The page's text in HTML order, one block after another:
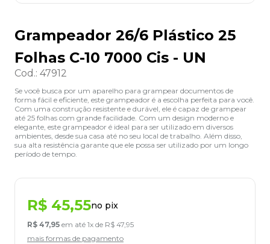
Grampeador 26/6 Plástico 25
Folhas C-10 7000 Cis - UN
Cod.: 47912
Se você busca por um aparelho para grampear documentos de
forma fácil e eficiente, este grampeador é a escolha perfeita para você.
Com uma construção resistente e durável, ele é capaz de grampear
até 25 folhas com grande facilidade. Com um design moderno e
elegante, este grampeador é ideal para ser utilizado em diversos
ambientes, desde sua casa até no seu local de trabalho. Além disso,
sua alta resistência garante que ele possa ser utilizado por um longo
período de tempo.
R$ 45,55no pix
R$ 47,95 em até 1x de R$ 47,95
mais formas de pagamento